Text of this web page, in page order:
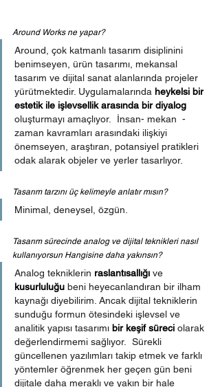
Around Works ne yapar?
Around, çok katmanlı tasarım disiplinini
benimseyen, ürün tasarımı, mekansal
tasarım ve dijital sanat alanlarında projeler
yürütmektedir. Uygulamalarında heykelsi bir
estetik ile işlevsellik arasında bir diyalog
oluşturmayı amaçlıyor.  İnsan- mekan  -
zaman kavramları arasındaki ilişkiyi
önemseyen, araştıran, potansiyel pratikleri
odak alarak objeler ve yerler tasarlıyor.
Tasarım tarzını üç kelimeyle anlatır mısın?
Minimal, deneysel, özgün.
Tasarım sürecinde analog ve dijital teknikleri nasıl
kullanıyorsun Hangisine daha yakınsın?
Analog tekniklerin raslantısallığı ve
kusurluluğu beni heyecanlandıran bir ilham
kaynağı diyebilirim. Ancak dijital tekniklerin
sunduğu formun ötesindeki işlevsel ve
analitik yapısı tasarımı bir keşif süreci olarak
değerlendirmemi sağlıyor.  Sürekli
güncellenen yazılımları takip etmek ve farklı
yöntemler öğrenmek her geçen gün beni
dijitale daha meraklı ve yakın bir hale